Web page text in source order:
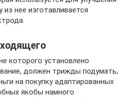
нее изготавливается
которого установлено
должен трижды подумать,
на покупку адаптированных
якобы намного